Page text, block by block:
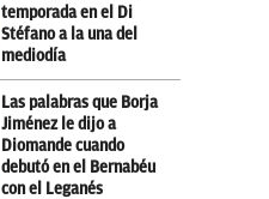
temporada en el Di
Stéfano a la una del
mediodía
Las palabras que Borja
Jiménez le dijo a
Diomande cuando
debutó en el Bernabéu
con el Leganés